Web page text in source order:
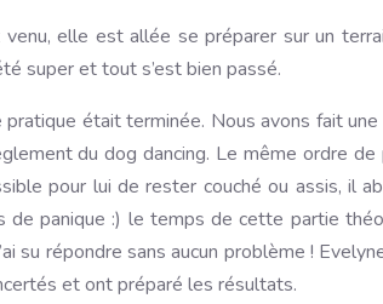
elle est allée se préparer sur un
super et tout s’est bien passé.
était terminée. Nous avons fait une
du dog dancing. Le même ordre
pour lui de rester couché ou assis, il
de panique :) le temps de cette partie
su répondre sans aucun problème !
et ont préparé les résultats.